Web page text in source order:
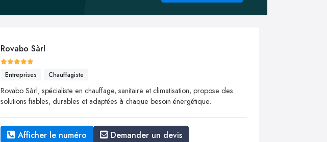
Rovabo Sàrl
Entreprises Chauffagiste
Rovabo Sàrl, spécialiste en chauffage, sanitaire et climatisation, propose des
solutions fiables, durables et adaptées à chaque besoin énergétique.
Afficher le numéro Demander un devis